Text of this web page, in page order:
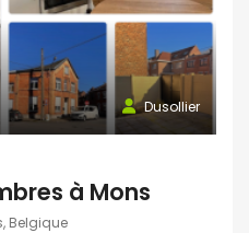
Dusollier
à Mons
Belgique